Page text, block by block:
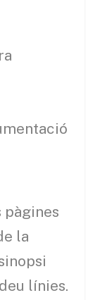
pàgines
la
línies.